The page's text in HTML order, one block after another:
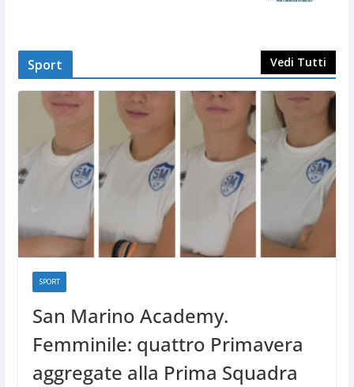
Sport Vedi Tutti
SPORT
San Marino Academy.
Femminile: quattro Primavera
aggregate alla Prima Squadra